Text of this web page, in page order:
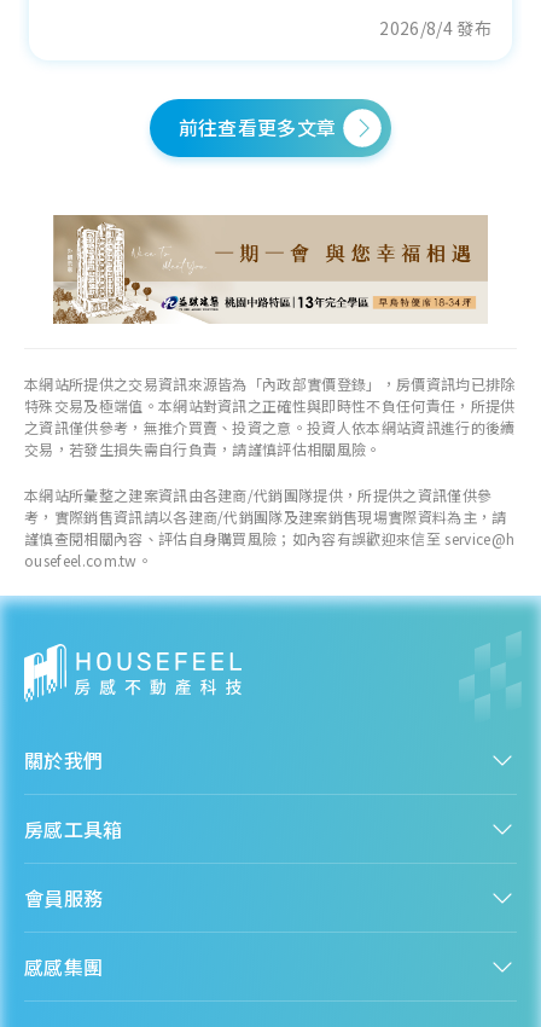
名間鄉
8.97萬元/坪
+ 5.78%
各季房價趨勢
集集鎮
近一年成交單價
--萬元/坪
--
近一年成交單價
--
2026/8/4 發布
前往查看更多文章
本網站所提供之交易資訊來源皆為「內政部實價登錄」，房價資訊均已排除
特殊交易及極端值。本網站對資訊之正確性與即時性不負任何責任，所提供
之資訊僅供參考，無推介買賣、投資之意。投資人依本網站資訊進行的後續
交易，若發生損失需自行負責，請謹慎評估相關風險。
本網站所彙整之建案資訊由各建商/代銷團隊提供，所提供之資訊僅供參
考，實際銷售資訊請以各建商/代銷團隊及建案銷售現場實際資料為主，請
謹慎查閱相關內容、評估自身購買風險；如內容有誤歡迎來信至 service@h
ousefeel.com.tw。
關於我們
人才招募
隱私政策
資訊安全政策
聯絡我們
房感工具箱
購屋能力試算
熱門區域分析
房產知識庫
會員服務
會員專區
感感集團